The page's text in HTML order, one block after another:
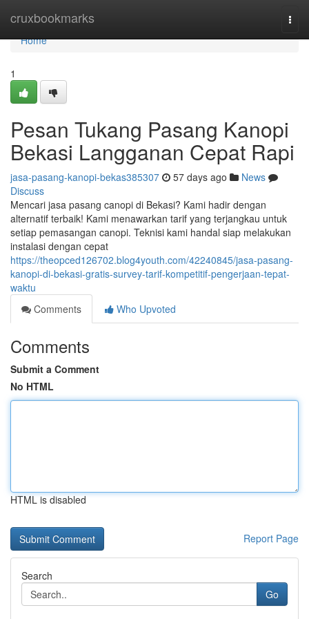
cruxbookmarks
Home
Home
1
Pesan Tukang Pasang Kanopi
Bekasi Langganan Cepat Rapi
jasa-pasang-kanopi-bekas385307 57 days ago
News
Discuss
Mencari jasa pasang canopi di Bekasi? Kami hadir dengan
alternatif terbaik! Kami menawarkan tarif yang terjangkau untuk
setiap pemasangan canopi. Teknisi kami handal siap melakukan
instalasi dengan cepat
https://theopced126702.blog4youth.com/42240845/jasa-pasang-
kanopi-di-bekasi-gratis-survey-tarif-kompetitif-pengerjaan-tepat-
waktu
Comments
Who Upvoted
Comments
Submit a Comment
No HTML
HTML is disabled
Report Page
Search
Go